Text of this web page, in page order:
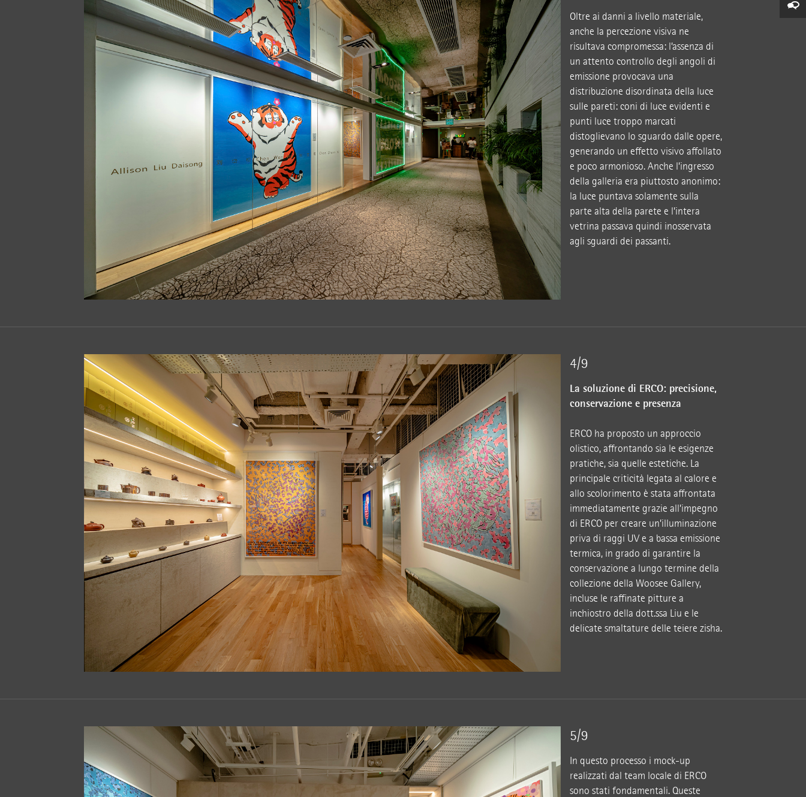
Oltre ai danni a livello materiale,
anche la percezione visiva ne
risultava compromessa: l’assenza di
un attento controllo degli angoli di
emissione provocava una
distribuzione disordinata della luce
sulle pareti: coni di luce evidenti e
punti luce troppo marcati
distoglievano lo sguardo dalle opere,
generando un effetto visivo affollato
e poco armonioso. Anche l’ingresso
della galleria era piuttosto anonimo:
la luce puntava solamente sulla
parte alta della parete e l’intera
vetrina passava quindi inosservata
agli sguardi dei passanti.
4/9
La soluzione di ERCO: precisione,
conservazione e presenza
ERCO ha proposto un approccio
olistico, affrontando sia le esigenze
pratiche, sia quelle estetiche. La
principale criticità legata al calore e
allo scolorimento è stata affrontata
immediatamente grazie all’impegno
di ERCO per creare un’illuminazione
priva di raggi UV e a bassa emissione
termica, in grado di garantire la
conservazione a lungo termine della
collezione della Woosee Gallery,
incluse le raffinate pitture a
inchiostro della dott.ssa Liu e le
delicate smaltature delle teiere zisha.
5/9
In questo processo i mock-up
realizzati dal team locale di ERCO
sono stati fondamentali. Queste